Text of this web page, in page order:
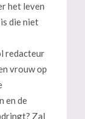
het leven
die niet
redacteur
vrouw op
en de
Zal